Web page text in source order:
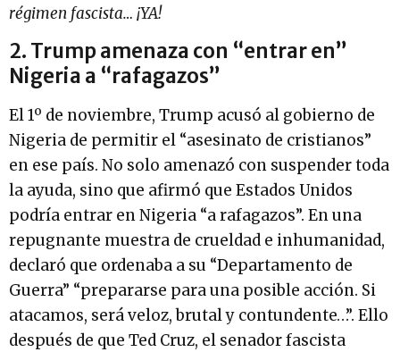
régimen fascista… ¡YA!
2. Trump amenaza con “entrar en”
Nigeria a “rafagazos”
El 1º de noviembre, Trump acusó al gobierno de
Nigeria de permitir el “asesinato de cristianos”
en ese país. No solo amenazó con suspender toda
la ayuda, sino que afirmó que Estados Unidos
podría entrar en Nigeria “a rafagazos”. En una
repugnante muestra de crueldad e inhumanidad,
declaró que ordenaba a su “Departamento de
Guerra” “prepararse para una posible acción. Si
atacamos, será veloz, brutal y contundente…”. Ello
después de que Ted Cruz, el senador fascista